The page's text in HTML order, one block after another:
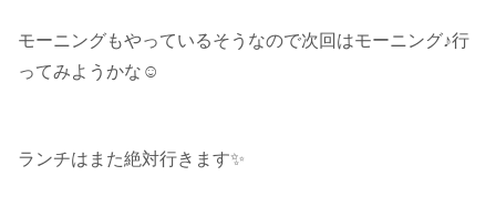
モーニングもやっているそうなので次回はモーニング♪行
ってみようかな☺︎
ランチはまた絶対行きます✨